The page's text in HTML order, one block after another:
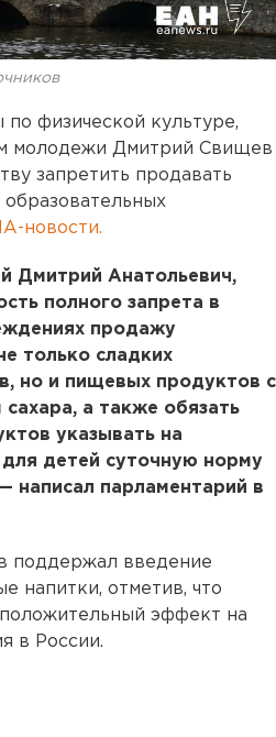
физической культуре,
молодежи Дмитрий Свищев
запретить продавать
образовательных
новости.
Дмитрий Анатольевич,
полного запрета в
продажу
только сладких
но и пищевых продуктов с
а также обязать
указывать на
детей суточную норму
написал парламентарий в
поддержал введение
напитки, отметив, что
эффект на
в России.